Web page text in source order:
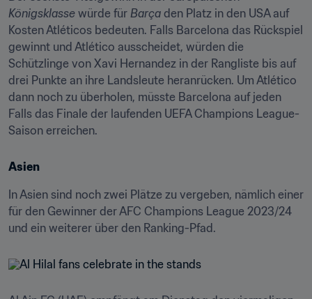
Königsklasse würde für Barça den Platz in den USA auf
Kosten Atléticos bedeuten. Falls Barcelona das Rückspiel
gewinnt und Atlético ausscheidet, würden die
Schützlinge von Xavi Hernandez in der Rangliste bis auf
drei Punkte an ihre Landsleute heranrücken. Um Atlético
dann noch zu überholen, müsste Barcelona auf jeden
Falls das Finale der laufenden UEFA Champions League-
Saison erreichen.
Asien
In Asien sind noch zwei Plätze zu vergeben, nämlich einer
für den Gewinner der AFC Champions League 2023/24
und ein weiterer über den Ranking-Pfad.